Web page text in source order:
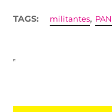
TAGS: militantes, PAN